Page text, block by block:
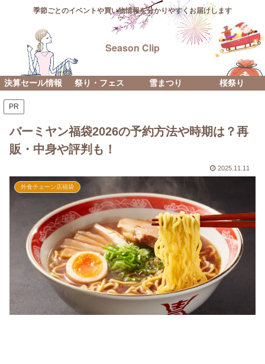
季節ごとのイベントや買い物情報を分かりやすくお届けします
Season Clip
決算セール情報 祭り・フェス 雪まつり 桜祭り
PR
バーミヤン福袋2026の予約方法や時期は？再
販・中身や評判も！
2025.11.11
外食チェーン店福袋